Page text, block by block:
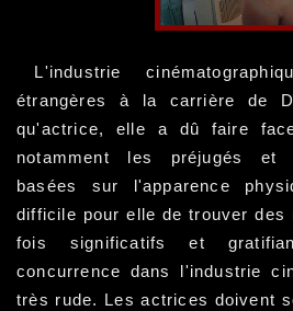
L'industrie
étrangères à la carrière de
qu'actrice, elle a dû faire
notamment les préjugés et
basées sur l'apparence
difficile pour elle de trouver des
fois significatifs et
concurrence dans l'industrie
très rude. Les actrices doivent